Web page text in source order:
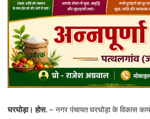
घरघोड़ा। होस. – नगर पंचायत घरघोड़ा के विकास